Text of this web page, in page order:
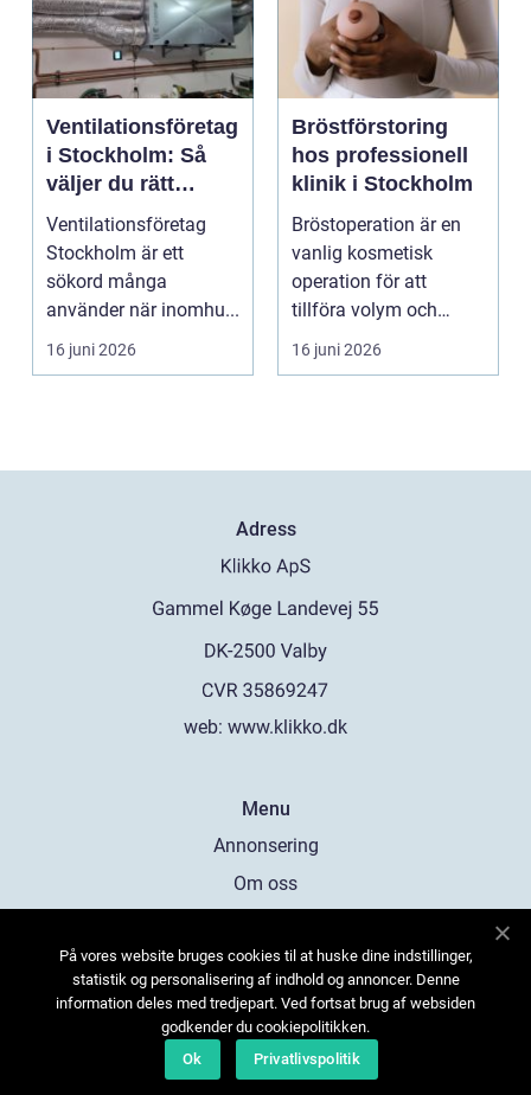
Ventilationsföretag
i Stockholm: Så
väljer du rätt
partner för frisk
luft inomhus
Ventilationsföretag
Stockholm är ett
sökord många
använder när inomhu...
16 juni 2026
Bröstförstoring
hos professionell
klinik i Stockholm
Bröstoperation är en
vanlig kosmetisk
operation för att
tillföra volym och
skapa...
16 juni 2026
Adress
web: www.klikko.dk
Menu
Annonsering
Om oss
Kontakta oss
Sitemap
På vores website bruges cookies til at huske dine indstillinger,
statistik og personalisering af indhold og annoncer. Denne
information deles med tredjepart. Ved fortsat brug af websiden
godkender du cookiepolitikken.
Ok
Privatlivspolitik